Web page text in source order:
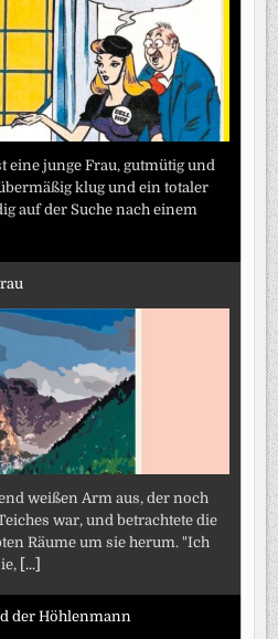
eine junge Frau, gutmütig und
klug und ein totaler
auf der Suche nach einem
weißen Arm aus, der noch
war, und betrachtete die
Räume um sie herum. "Ich
[...]
der Höhlenmann